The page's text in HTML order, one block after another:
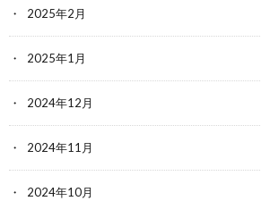
2025年2月
2025年1月
2024年12月
2024年11月
2024年10月